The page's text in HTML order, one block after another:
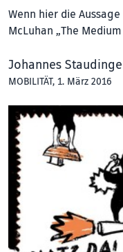
Wenn hier die
McLuhan „The
Johannes
MOBILITÄT, 1. März 2016